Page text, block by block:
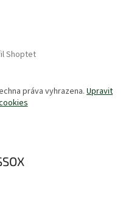
Shoptet
práva vyhrazena. Upravit